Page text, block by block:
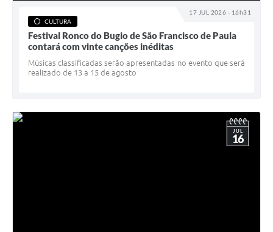
17 JUL 2026 - 16h31
CULTURA
Festival Ronco do Bugio de São Francisco de Paula
contará com vinte canções inéditas
Músicas classificadas serão apresentadas no evento que será
realizado de 13 a 15 de agosto
JUL
16